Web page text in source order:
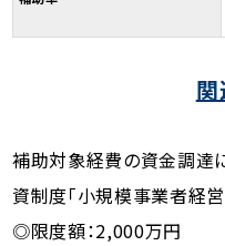
補助対象経費の資金調達
資制度「小規模事業者経営
◎限度額：2,000万円